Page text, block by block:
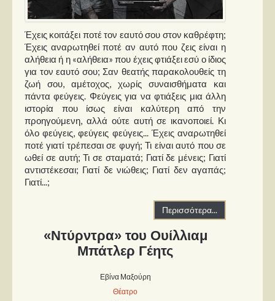
Έχεις κοιτάξει ποτέ τον εαυτό σου στον καθρέφτη;
Έχεις αναρωτηθεί ποτέ αν αυτό που ζεις είναι η
αλήθεια ή η «αλήθεια» που έχεις φτιάξει εσύ ο ίδιος
για τον εαυτό σου; Σαν θεατής παρακολουθείς τη
ζωή σου, αμέτοχος, χωρίς συναισθήματα και
πάντα φεύγεις. Φεύγεις για να φτιάξεις μια άλλη
ιστορία που ίσως είναι καλύτερη από την
προηγούμενη, αλλά ούτε αυτή σε ικανοποιεί. Κι
όλο φεύγεις, φεύγεις φεύγεις... Έχεις αναρωτηθεί
ποτέ γιατί τρέπεσαι σε φυγή; Τι είναι αυτό που σε
ωθεί σε αυτή; Τι σε σταματά; Γιατί δε μένεις; Γιατί
αντιστέκεσαι; Γιατί δε νιώθεις; Γιατί δεν αγαπάς;
Γιατί...;
Περισσότερα...
«Ντύρντρα» του Ουίλλιαμ
Μπάτλερ Γέητς
Εβίνα Μαξούρη
Θέατρο